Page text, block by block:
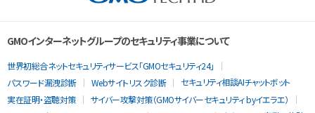
GMOインターネットグループのセキュリティ事業について
世界初総合ネットセキュリティサービス「GMOセキュリティ24」
パスワード漏洩診断
Webサイトリスク診断
セキュリティ相談AIチャットボット
実在証明・盗聴対策
サイバー攻撃対策（GMOサイバーセキュリティ byイエラエ）